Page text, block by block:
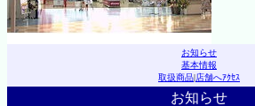
お知らせ
基本情報
取扱商品|店舗へｱｸｾｽ
お知らせ